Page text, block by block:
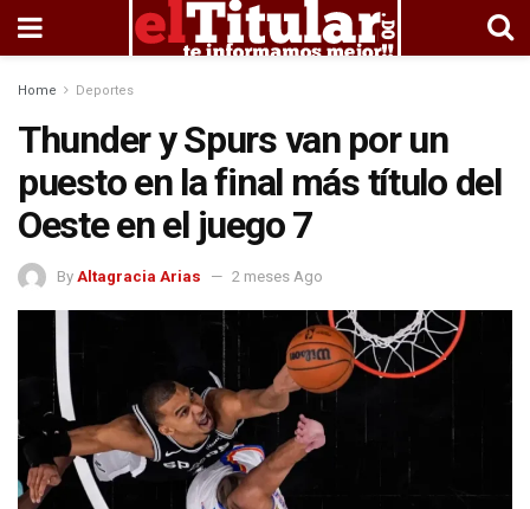
Home Deportes
Thunder y Spurs van por un
puesto en la final más título del
Oeste en el juego 7
By Altagracia Arias 2 meses Ago